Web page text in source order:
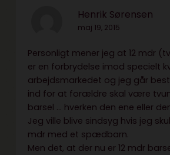
Henrik Sørensen
maj 19, 2015
Personligt mener jeg at 12 mdr
er en forbrydelse imod specielt
arbejdsmarkedet og jeg går
ind for at forældre skal være
barsel … hverken den ene eller
Jeg ville blive sindsyg hvis jeg
mdr med et spædbarn.
Men det, at der nu er 12 mdr